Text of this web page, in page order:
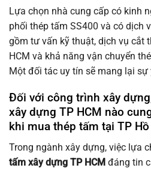
Lựa chọn nhà cung cấp có kinh
phối thép tấm SS400 và có dịch
gồm tư vấn kỹ thuật, dịch vụ cắt
HCM và khả năng vận chuyển
Một đối tác uy tín sẽ mang lại sự
Đối với công trình xây
xây dựng TP HCM nào
khi mua thép tấm tại TP
Trong ngành xây dựng, việc lựa
tấm xây dựng TP HCM đáng tin